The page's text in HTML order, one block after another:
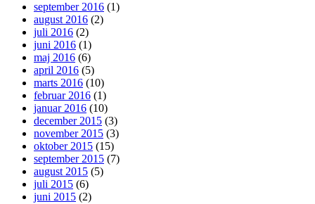
september 2016 (1)
august 2016 (2)
juli 2016 (2)
juni 2016 (1)
maj 2016 (6)
april 2016 (5)
marts 2016 (10)
februar 2016 (1)
januar 2016 (10)
december 2015 (3)
november 2015 (3)
oktober 2015 (15)
september 2015 (7)
august 2015 (5)
juli 2015 (6)
juni 2015 (2)